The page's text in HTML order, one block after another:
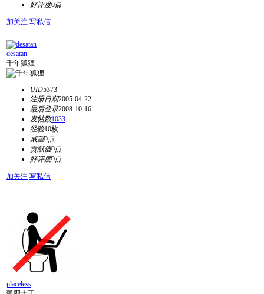
好评度0点
加关注 写私信
desatan
千年狐狸
UID5373
注册日期2005-04-22
最后登录2008-10-16
发帖数1033
经验10枚
威望0点
贡献值0点
好评度0点
加关注 写私信
placeless